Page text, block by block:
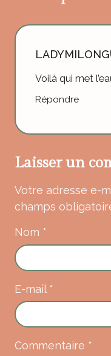
Voilà qui met
Répondre
Laisser un
Votre adresse e-
champs
Commentaire *
Nom *
E-mail *